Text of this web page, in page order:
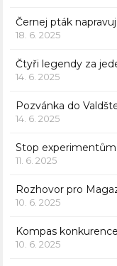
Černej pták
18. 6. 2025
Čtyři legendy za
14. 6. 2025
Pozvánka do
14. 6. 2025
Stop experimentům
11. 6. 2025
Rozhovor pro
10. 6. 2025
Kompas
10. 6. 2025